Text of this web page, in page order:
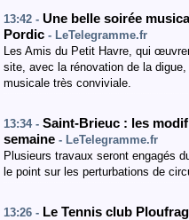
13:42 - Une belle soirée
Pordic - LeTelegramme.fr
Les Amis du Petit Havre, qui
site, avec la rénovation de la
musicale très conviviale.
13:34 - Saint-Brieuc : les
semaine - LeTelegramme.fr
Plusieurs travaux seront engagés
le point sur les perturbations de
13:26 - Le Tennis club